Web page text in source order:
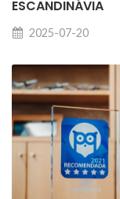
ESCANDINÁVIA
2025-07-20